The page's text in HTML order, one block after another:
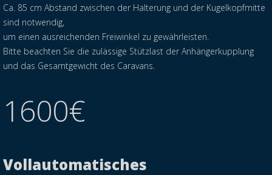
Ca. 85 cm Abstand zwischen der Halterung und der Kugelkopfmitte
sind notwendig,
um einen ausreichenden Freiwinkel zu gewährleisten.
Bitte beachten Sie die zulässige Stützlast der Anhängerkupplung
und das Gesamtgewicht des Caravans.
1600€
Vollautomatisches